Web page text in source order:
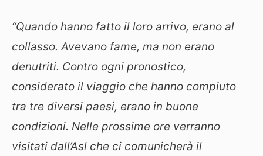
“Quando hanno fatto il loro arrivo, erano al
collasso. Avevano fame, ma non erano
denutriti. Contro ogni pronostico,
considerato il viaggio che hanno compiuto
tra tre diversi paesi, erano in buone
condizioni. Nelle prossime ore verranno
visitati dall’Asl che ci comunicherà il